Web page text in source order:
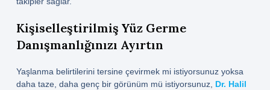
Kişiselleştirilmiş Yüz Germe
Danışmanlığınızı Ayırtın
Yaşlanma belirtilerini tersine çevirmek mi istiyorsunuz yoksa
daha taze, daha genç bir görünüm mü istiyorsunuz, Dr. Halil